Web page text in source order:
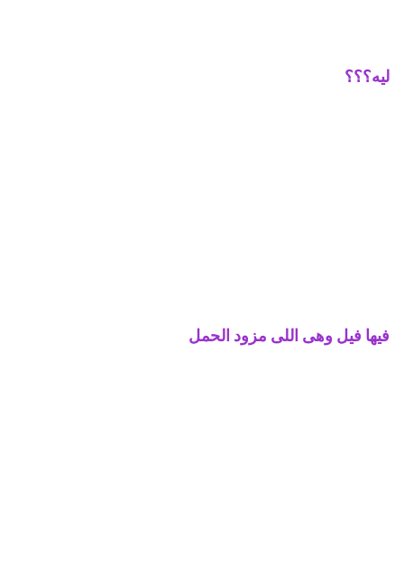
ليه؟؟؟
فيها فيل وهى اللى مزود الحمل